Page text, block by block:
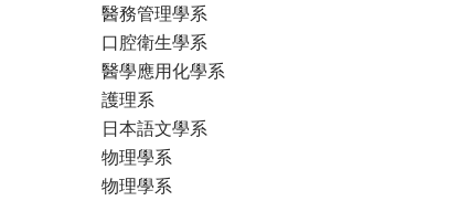
醫務管理學系
口腔衛生學系
醫學應用化學系
護理系
日本語文學系
物理學系
物理學系